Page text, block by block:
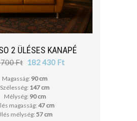
cm
cm
2 ÜLÉSES KANAPÉ
Ft 182 430 Ft
Magasság: 90 cm
Szélesség: 147 cm
Mélység: 90 cm
magasság:47 cm
mélység:57 cm